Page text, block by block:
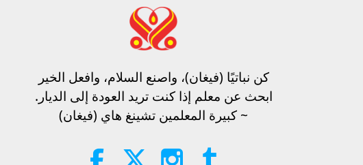
كن نباتيًا (فيغان)، واصنع السلام، وافعل الخير​
ابحث عن معلم إذا كنت تريد العودة إلى الديار.
~ كبيرة المعلمين تشينغ هاي (فيغان)